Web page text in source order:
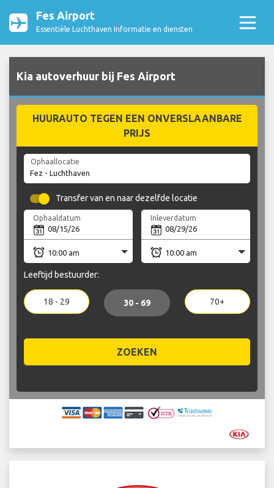
Fes Airport
Essentiële Luchthaven Informatie en diensten
Kia autoverhuur bij Fes Airport
HUURAUTO TEGEN EEN ONVERSLAANBARE
PRIJS
Ophaallocatie
Transfer van en naar dezelfde locatie
Ophaaldatum Inleverdatum
Leeftijd bestuurder:
18 - 29 30 - 69 70+
ZOEKEN